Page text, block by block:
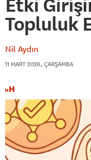
Etki
Topluluk
Nil Aydın
11 MART 2026, ÇARŞAMBA